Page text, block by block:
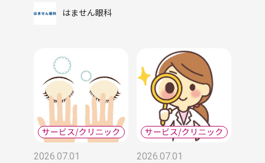
はません眼科
2026.07.01
2026.07.01